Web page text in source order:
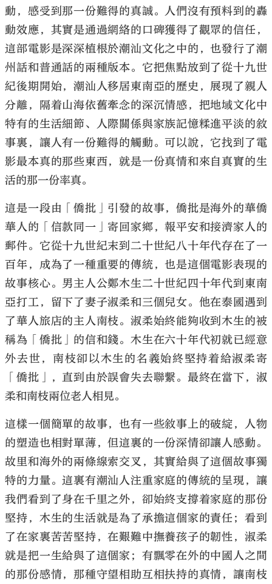
動，感受到那一份難得的真誠。人們沒有預料到的轟
動效應，其實是通過網絡的口碑獲得了觀眾的信任，
這部電影是深深植根於潮汕文化之中的，也發行了潮
州話和普通話的兩種版本。它把焦點放到了從十九世
紀後期開始，潮汕人移居東南亞的歷史，展現了親人
分離，隔着山海依舊牽念的深沉情感，把地域文化中
特有的生活細節、人際關係與家族記憶糅進平淡的敘
事裏，讓人有一份難得的觸動。可以說，它找到了電
影最本真的那些東西，就是一份真情和來自真實的生
活的那一份率真。
這是一段由「僑批」引發的故事，僑批是海外的華僑
華人的「信款同一」寄回家鄉，報平安和接濟家人的
郵件。它從十九世紀末到二十世紀八十年代存在了一
百年，成為了一種重要的傳統，也是這個電影表現的
故事核心。男主人公鄭木生二十世紀四十年代到東南
亞打工，留下了妻子淑柔和三個兒女。他在泰國遇到
了華人旅店的主人南枝。淑柔始終能夠收到木生的被
稱為「僑批」的信和錢。木生在六十年代初就已經意
外去世，南枝卻以木生的名義始終堅持着給淑柔寄
「僑批」，直到由於誤會失去聯繫。最終在當下，淑
柔和南枝兩位老人相見。
這樣一個簡單的故事，也有一些敘事上的破綻，人物
的塑造也相對單薄，但這裏的一份深情卻讓人感動。
故里和海外的兩條線索交叉，其實給與了這個故事獨
特的力量。這裏有潮汕人注重家庭的傳統的呈現，讓
我們看到了身在千里之外，卻始終支撐着家庭的那份
堅持，木生的生活就是為了承擔這個家的責任；看到
了在家裏苦苦堅持，在艱難中撫養孩子的韌性，淑柔
就是把一生給與了這個家；有飄零在外的中國人之間
的那份感情，那種守望相助互相扶持的真情，讓南枝